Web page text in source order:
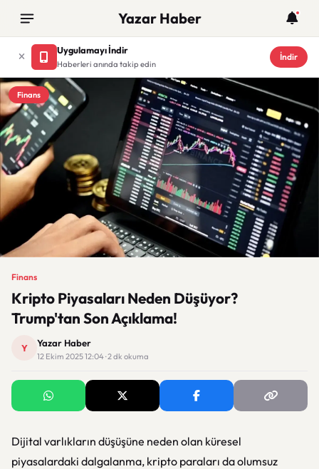
Yazar Haber
Uygulamayı İndir
Haberleri anında takip edin
İndir
Finans
Finans
Kripto Piyasaları Neden Düşüyor?
Trump'tan Son Açıklama!
Y Yazar Haber
12 Ekim 2025 12:04 · 2 dk okuma
Dijital varlıkların düşüşüne neden olan küresel
piyasalardaki dalgalanma, kripto paraları da olumsuz